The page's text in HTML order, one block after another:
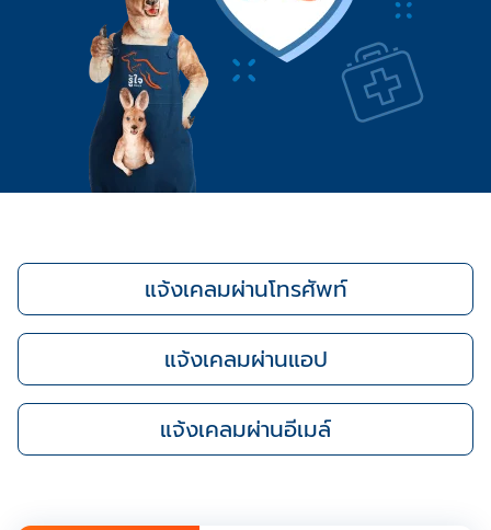
แจ้งเคลมผ่านโทรศัพท์
แจ้งเคลมผ่านแอป
แจ้งเคลมผ่านอีเมล์